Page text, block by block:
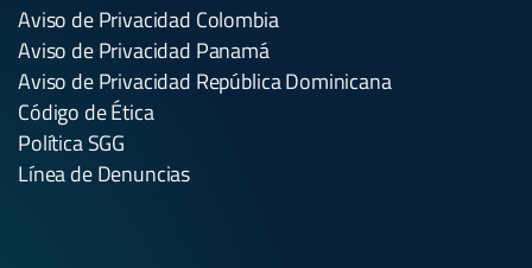
Aviso de Privacidad Colombia
Aviso de Privacidad Panamá
Aviso de Privacidad República Dominicana
Código de Ética
Política SGG
Línea de Denuncias